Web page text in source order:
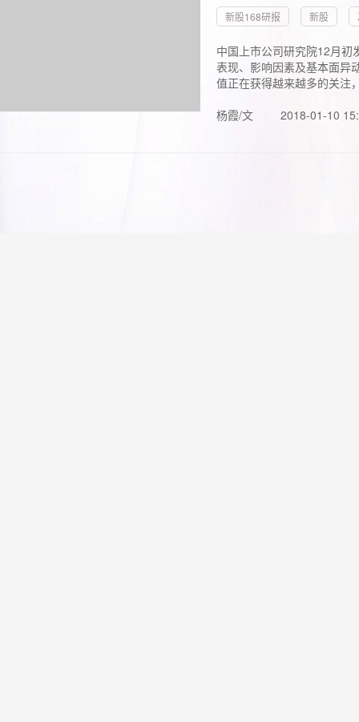
新股168研报 新股
中国上市公司研究院12月初
表现、影响因素及基本面异
值正在获得越来越多的关注
杨霞/文
2018-01-10